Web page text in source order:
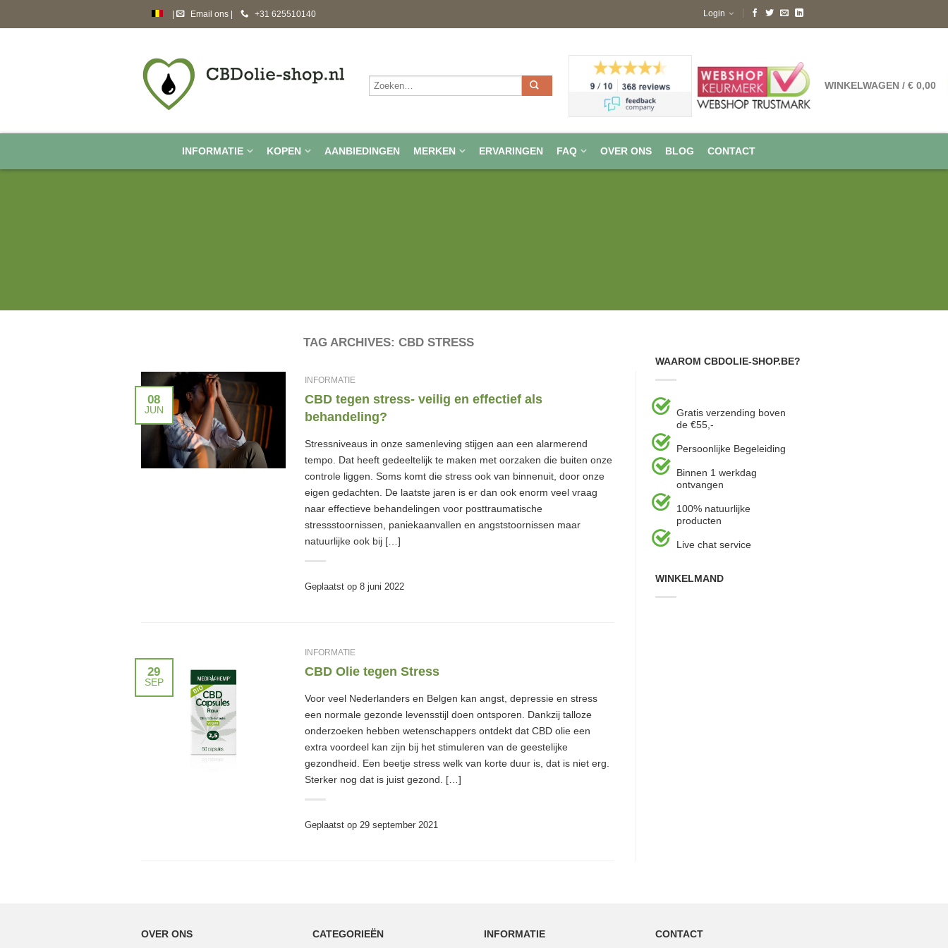
huiledecbd.fr
cbdoil-shop.co.uk
Email ons| +31 625510140 Login
WINKELWAGEN / € 0,00
INFORMATIE KOPEN AANBIEDINGEN MERKEN ERVARINGEN FAQ OVER ONS BLOG CONTACT
TAG ARCHIVES: CBD STRESS
08
JUN
INFORMATIE
CBD tegen stress- veilig en effectief als
behandeling?
Stressniveaus in onze samenleving stijgen aan een alarmerend
tempo. Dat heeft gedeeltelijk te maken met oorzaken die buiten onze
controle liggen. Soms komt die stress ook van binnenuit, door onze
eigen gedachten. De laatste jaren is er dan ook enorm veel vraag
naar effectieve behandelingen voor posttraumatische
stressstoornissen, paniekaanvallen en angststoornissen maar
natuurlijke ook bij […]
Geplaatst op8 juni 2022
29
SEP
INFORMATIE
CBD Olie tegen Stress
Voor veel Nederlanders en Belgen kan angst, depressie en stress
een normale gezonde levensstijl doen ontsporen. Dankzij talloze
onderzoeken hebben wetenschappers ontdekt dat CBD olie een
extra voordeel kan zijn bij het stimuleren van de geestelijke
gezondheid. Een beetje stress welk van korte duur is, dat is niet erg.
Sterker nog dat is juist gezond. […]
Geplaatst op29 september 2021
WAAROM CBDOLIE-SHOP.BE?
Gratis verzending boven
de €55,-
Persoonlijke Begeleiding
Binnen 1 werkdag
ontvangen
100% natuurlijke
producten
Live chat service
WINKELMAND
OVER ONS CATEGORIEËN INFORMATIE CONTACT